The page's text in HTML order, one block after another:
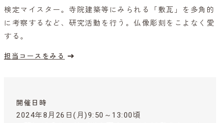
検定マイスター。寺院建築等にみられる「敷瓦」を多角的
に考察するなど、研究活動を行う。仏像彫刻をこよなく愛
する。
担当コースをみる
開催日時
2024年8月26日(月)9:50～13:00頃